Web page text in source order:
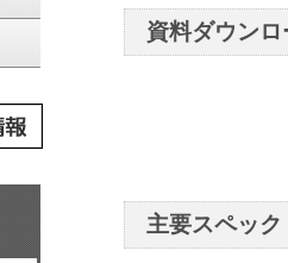
資料ダウンロ
主要スペック